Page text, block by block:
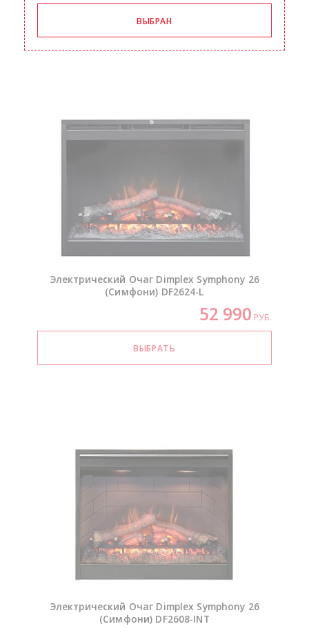
Электрический Очаг Dimplex Symphony 26
(Симфони) DF2624-L
52 990 РУБ.
Электрический Очаг Dimplex Symphony 26
(Симфони) DF2608-INT